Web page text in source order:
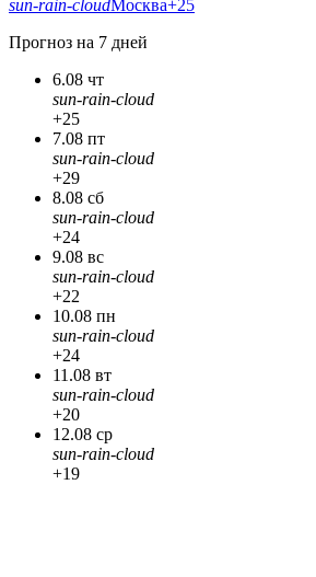
sun-rain-cloudМосква+25
Прогноз на 7 дней
6.08 чт
sun-rain-cloud
+25
7.08 пт
sun-rain-cloud
+29
8.08 сб
sun-rain-cloud
+24
9.08 вс
sun-rain-cloud
+22
10.08 пн
sun-rain-cloud
+24
11.08 вт
sun-rain-cloud
+20
12.08 ср
sun-rain-cloud
+19